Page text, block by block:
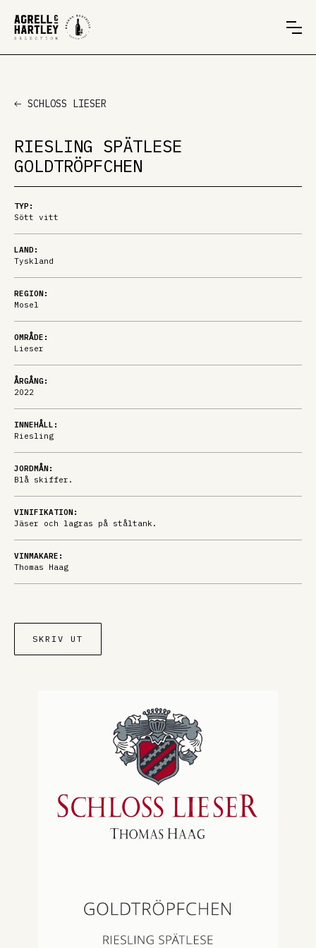
SCHLOSS LIESER
RIESLING SPÄTLESE
GOLDTRÖPFCHEN
TYP:
Sött vitt
LAND:
Tyskland
REGION:
Mosel
OMRÅDE:
Lieser
ÅRGÅNG:
2022
INNEHÅLL:
Riesling
JORDMÅN:
Blå skiffer.
VINIFIKATION:
Jäser och lagras på ståltank.
VINMAKARE:
Thomas Haag
SKRIV UT